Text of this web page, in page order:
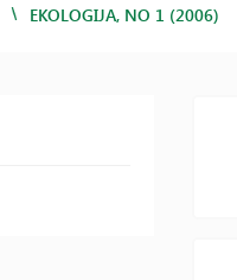
/ EKOLOGIJA, NO 1 (2006)